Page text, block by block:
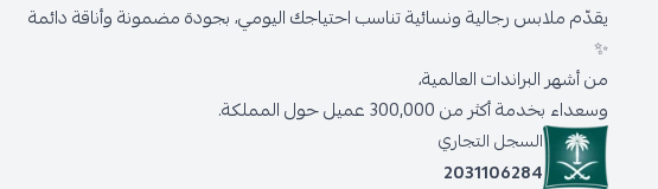
يقدّم ملابس رجالية ونسائية تناسب احتياجك اليومي، بجودة مضمونة وأناقة دائمة
✨
من أشهر البراندات العالمية،
وسعداء بخدمة أكثر من 300,000 عميل حول المملكة.
السجل التجاري
2031106284